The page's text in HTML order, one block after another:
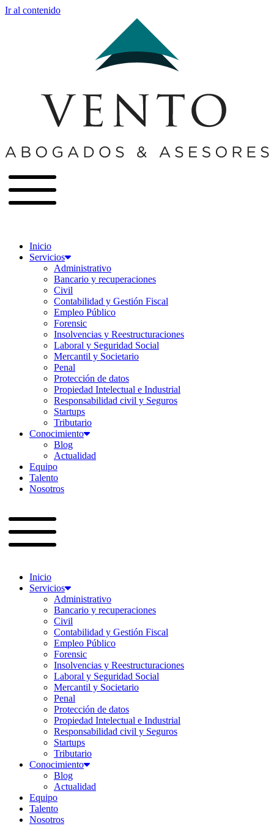
Ir al contenido
Inicio
Servicios
Administrativo
Bancario y recuperaciones
Civil
Contabilidad y Gestión Fiscal
Empleo Público
Forensic
Insolvencias y Reestructuraciones
Laboral y Seguridad Social
Mercantil y Societario
Penal
Protección de datos
Propiedad Intelectual e Industrial
Responsabilidad civil y Seguros
Startups
Tributario
Conocimiento
Blog
Actualidad
Equipo
Talento
Nosotros
Inicio
Servicios
Administrativo
Bancario y recuperaciones
Civil
Contabilidad y Gestión Fiscal
Empleo Público
Forensic
Insolvencias y Reestructuraciones
Laboral y Seguridad Social
Mercantil y Societario
Penal
Protección de datos
Propiedad Intelectual e Industrial
Responsabilidad civil y Seguros
Startups
Tributario
Conocimiento
Blog
Actualidad
Equipo
Talento
Nosotros